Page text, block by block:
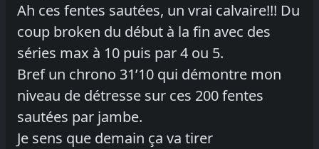
Ah ces fentes sautées, un vrai calvaire!!! Du
coup broken du début à la fin avec des
séries max à 10 puis par 4 ou 5.
Bref un chrono 31’10 qui démontre mon
niveau de détresse sur ces 200 fentes
sautées par jambe.
Je sens que demain ça va tirer